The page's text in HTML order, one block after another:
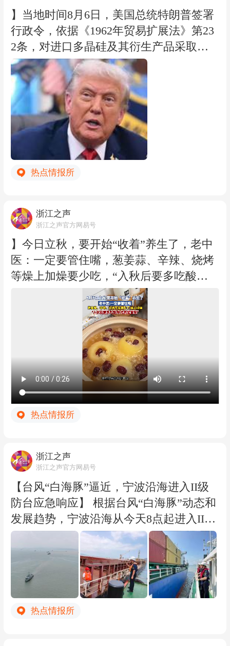
】当地时间8月6日，美国总统特朗普签署
行政令，依据《1962年贸易扩展法》第23
2条，对进口多晶硅及其衍生产品采取最
低进口价格和额外关税措施，以支持美国
国内多晶硅、半导体和太阳能供应链。
公告规定，最低进口价格分别为：多晶硅
每公斤21美元；多晶硅锭和晶圆每公斤10
0美元；太阳能电池每瓦0.22美元；太阳能
组件每瓦0.38美元。同时，美国将对公告
附件所列多晶硅锭及相关衍生产品加征1
5%的从价关税。相关措施将自2026年12月
公告还授权商务部建立“回流美国”激励计
划。企业如承诺在美国建设、翻新或扩建
多晶硅、硅锭、晶圆或太阳能电池生产设
施，并在2029年1月20日前开工，可申请
部分进口设备和相关产品免缴第232条关
税。（央视新闻）
热点情报所
浙江之声
浙江之声官方网易号
】今日立秋，要开始“收着”养生了，老中
医：一定要管住嘴，葱姜蒜、辛辣、烧烤
等燥上加燥要少吃，“入秋后要多吃酸
味，尤其是雪梨。”
热点情报所
浙江之声
浙江之声官方网易号
【台风“白海豚”逼近，宁波沿海进入II级
防台应急响应】 根据台风“白海豚”动态和
发展趋势，宁波沿海从今天8点起进入II级
防台应急响应。目前，宁波沿海46个涉水
工程已全部停工，142艘施工船舶均已到
达避风水域，海巡艇、港作拖轮以及社会
应急力量等100多艘应急船舶在港口实施
布防。（浙江之声记者姚昕、通讯员连林
怡）热点情报所